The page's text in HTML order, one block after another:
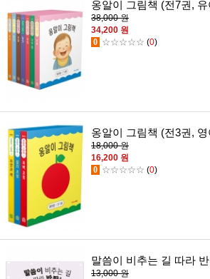
옹알이 그림책 (전7권,
38,000 원
34,200 원
0 ☆☆☆☆☆ (0)
옹알이 그림책 (전3권,
18,000 원
16,200 원
0 ☆☆☆☆☆ (0)
말씀이 비추는 길 따라
13,000 원